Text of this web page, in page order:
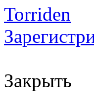
Torriden
Закрыть